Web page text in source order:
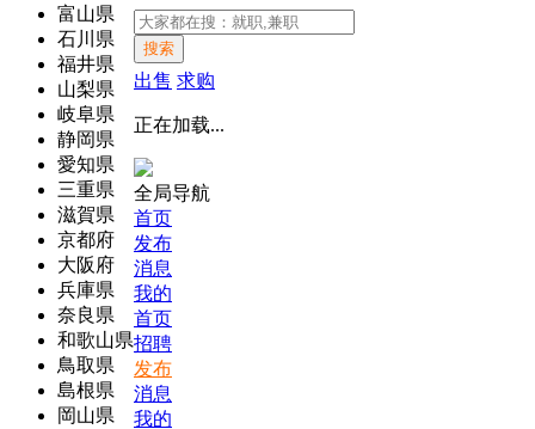
富山県
石川県
福井県
山梨県
岐阜県
静岡県
愛知県
三重県
滋賀県
京都府
大阪府
兵庫県
奈良県
和歌山県
鳥取県
島根県
岡山県
搜索
出售 求购
正在加载...
全局导航
首页
发布
消息
我的
首页
招聘
发布
消息
我的